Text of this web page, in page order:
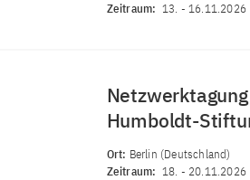
Zeitraum: 13. - 16.11.2026
Humboldt-
Ort: Berlin (Deutschland)
Zeitraum: 18. - 20.11.2026